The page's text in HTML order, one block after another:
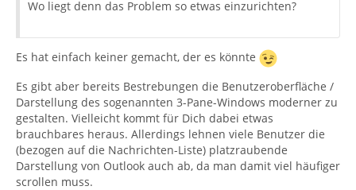
Wo liegt denn das Problem so etwas einzurichten?
Es hat einfach keiner gemacht, der es könnte
Es gibt aber bereits Bestrebungen die Benutzeroberfläche /
Darstellung des sogenannten 3-Pane-Windows moderner zu
gestalten. Vielleicht kommt für Dich dabei etwas
brauchbares heraus. Allerdings lehnen viele Benutzer die
(bezogen auf die Nachrichten-Liste) platzraubende
Darstellung von Outlook auch ab, da man damit viel häufiger
scrollen muss.